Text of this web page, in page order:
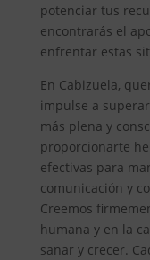
potenciar tus
encontrarás el
enfrentar estas
En Cabizuela,
impulse a
más plena y
proporcionarte
efectivas para
comunicación y
Creemos
humana y en la
sanar y crecer.